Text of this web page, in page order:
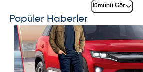
Tümünü Gör
Popüler Haberler